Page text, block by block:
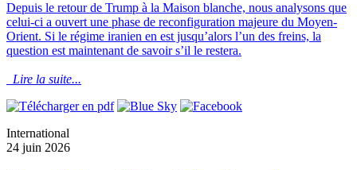
Depuis le retour de Trump à la Maison blanche, nous analysons que
celui-ci a ouvert une phase de reconfiguration majeure du Moyen-
Orient. Si le régime iranien en est jusqu’alors l’un des freins, la
question est maintenant de savoir s’il le restera.
Lire la suite...
International
24 juin 2026